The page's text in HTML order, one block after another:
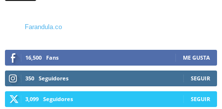
Farandula.co
16,500 Fans ME GUSTA
350 Seguidores SEGUIR
3,099 Seguidores SEGUIR